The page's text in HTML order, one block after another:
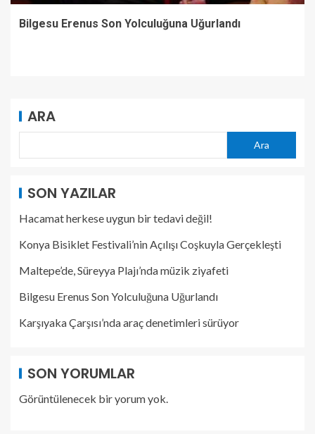
Bilgesu Erenus Son Yolculuğuna Uğurlandı
ARA
Ara
SON YAZILAR
Hacamat herkese uygun bir tedavi değil!
Konya Bisiklet Festivali’nin Açılışı Coşkuyla Gerçekleşti
Maltepe’de, Süreyya Plajı’nda müzik ziyafeti
Bilgesu Erenus Son Yolculuğuna Uğurlandı
Karşıyaka Çarşısı’nda araç denetimleri sürüyor
SON YORUMLAR
Görüntülenecek bir yorum yok.